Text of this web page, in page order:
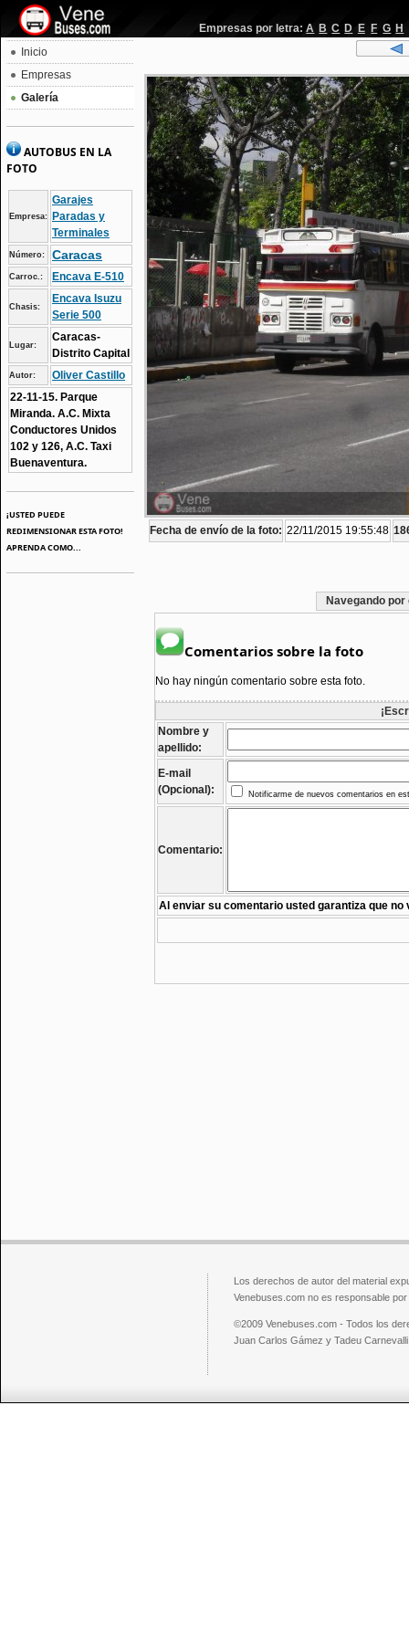
Empresas por letra: A B C D E F G H
Inicio
Empresas
Galería
AUTOBUS EN LA
FOTO
Empresa:
Garajes
Paradas y
Terminales
Número: Caracas
Carroc.: Encava E-510
Chasis:
Encava Isuzu
Serie 500
Lugar:
Caracas-
Distrito Capital
Autor:
Oliver Castillo
22-11-15. Parque
Miranda. A.C. Mixta
Conductores Unidos
102 y 126, A.C. Taxi
Buenaventura.
¡USTED PUEDE
REDIMENSIONAR ESTA FOTO!
APRENDA COMO...
Fecha de envío de la foto: 22/11/2015 19:55:48
Navegando
Comentarios sobre la foto
No hay ningún comentario sobre esta foto.
Nombre y
apellido:
E-mail
(Opcional):
Notificarme de nuevos comentarios en
Comentario:
Al enviar su comentario usted garantiza que no
Los derechos de autor del material
Venebuses.com no es responsable
©2009 Venebuses.com - Todos los
Juan Carlos Gámez y Tadeu Carnevalli